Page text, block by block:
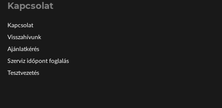
Kapcsolat
Kapcsolat
Visszahívunk
Ajánlatkérés
Szerviz időpont foglalás
Tesztvezetés